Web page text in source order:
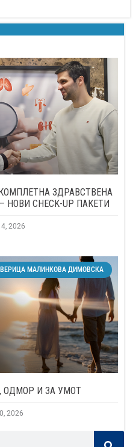
ЗДРАВСТВЕНА
CHECK-UP ПАКЕТИ
4, 2026
МАЛИНКОВА ДИМОВСКА
ОДМОР И ЗА УМОТ
2026